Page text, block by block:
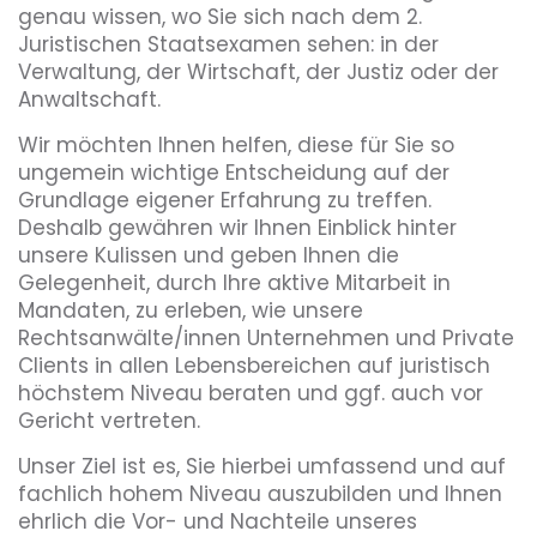
genau wissen, wo Sie sich nach dem 2.
Juristischen Staatsexamen sehen: in der
Verwaltung, der Wirtschaft, der Justiz oder der
Anwaltschaft.
Wir möchten Ihnen helfen, diese für Sie so
ungemein wichtige Entscheidung auf der
Grundlage eigener Erfahrung zu treffen.
Deshalb gewähren wir Ihnen Einblick hinter
unsere Kulissen und geben Ihnen die
Gelegenheit, durch Ihre aktive Mitarbeit in
Mandaten, zu erleben, wie unsere
Rechtsanwälte/innen Unternehmen und Private
Clients in allen Lebensbereichen auf juristisch
höchstem Niveau beraten und ggf. auch vor
Gericht vertreten.
Unser Ziel ist es, Sie hierbei umfassend und auf
fachlich hohem Niveau auszubilden und Ihnen
ehrlich die Vor- und Nachteile unseres